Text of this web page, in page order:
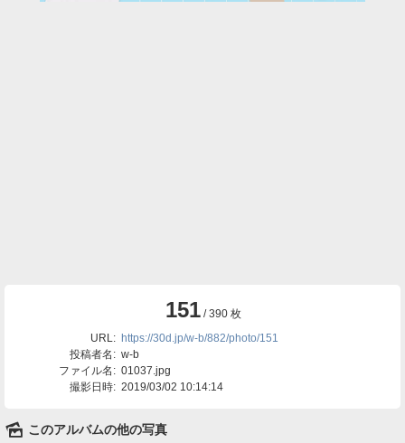
151/ 390 枚
URL: https://30d.jp/w-b/882/photo/151
投稿者名: w-b
ファイル名: 01037.jpg
撮影日時: 2019/03/02 10:14:14
🌄 このアルバムの他の写真